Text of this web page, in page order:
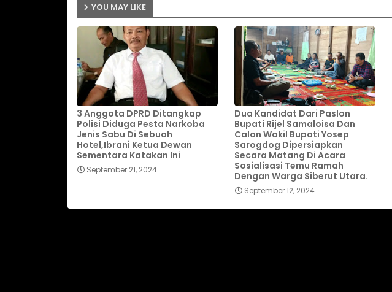
YOU MAY LIKE
3 Anggota DPRD Ditangkap
Polisi Diduga Pesta Narkoba
Jenis Sabu Di Sebuah
Hotel,Ibrani Ketua Dewan
Sementara Katakan Ini
September 21, 2024
Dua Kandidat Dari Paslon
Bupati Rijel Samaloisa Dan
Calon Wakil Bupati Yosep
Sarogdog Dipersiapkan
Secara Matang Di Acara
Sosialisasi Temu Ramah
Dengan Warga Siberut Utara.
September 12, 2024